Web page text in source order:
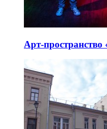
Арт-пространство